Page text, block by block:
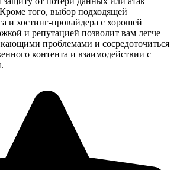
того, выбор подходящей
и хостинг-провайдера с хорошей
и репутацией позволит вам легче
проблемами и сосредоточиться
контента и взаимодействии с